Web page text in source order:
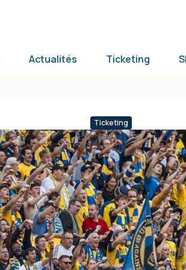
Actualités Ticketing
Ticketing